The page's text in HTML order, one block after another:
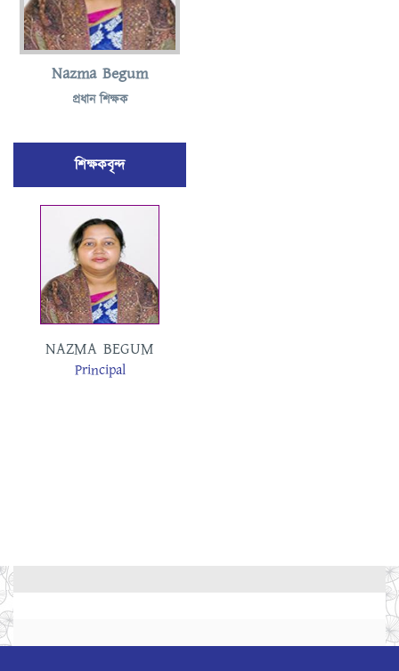
Nazma Begum
প্রধান শিক্ষক
শিক্ষকবৃন্দ
NAZMA BEGUM
Principal